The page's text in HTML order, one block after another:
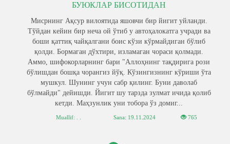
БУЮКЛАР БИСОТИДАН
Мисрнинг Ақсур вилоятида яшовчи бир йигит уйланди.
Тўйдан кейин бир неча ой ўтиб у автоҳалокатга учради ва
боши қаттиқ чайқалгани боис кўзи кўрмайдиган бўлиб
қолди. Бормаган дўхтири, изламаган чораси қолмади.
Аммо, шифокорларнинг бари "Аллоҳнинг тақдирига рози
бўлишдан бошқа чорангиз йўқ. Кўзингизнинг кўриши ўта
мушкул. Шунинг учун сабр қилинг. Буни даволаб
бўлмайди" дейишди. Йигит шу тарзда зулмат ичида қолиб
кетди. Маҳзунлик уни тобора ўз домиг...
Muallif: . . Sana: 19.11.2024 765